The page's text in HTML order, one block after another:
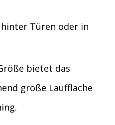
Türen oder in
bietet das
große Lauffläche